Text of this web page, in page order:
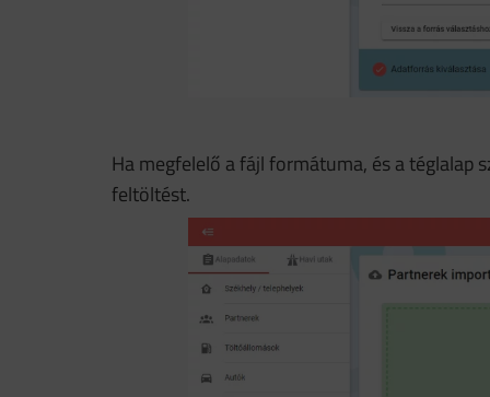
Ha megfelelő a fájl formátuma, és a téglalap
feltöltést.